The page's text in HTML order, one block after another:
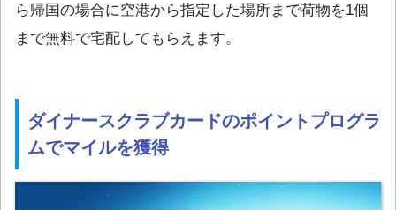
ら帰国の場合に空港から指定した場所まで荷物を1個
まで無料で宅配してもらえます。
ダイナースクラブカードのポイントプログラ
ムでマイルを獲得